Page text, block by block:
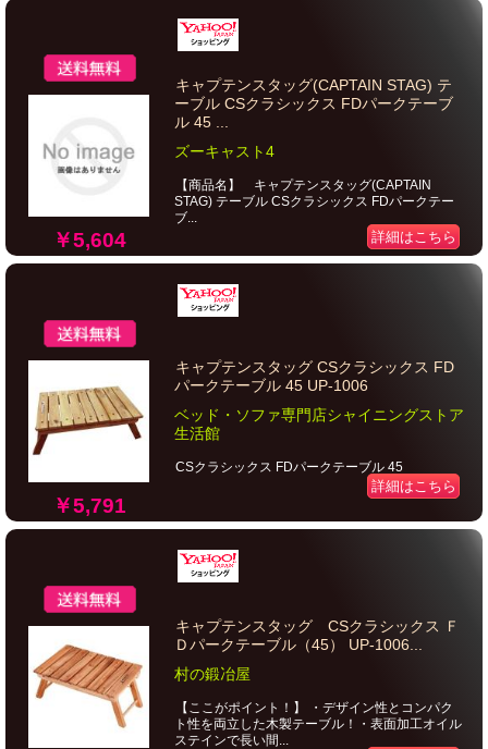
￥5,604
キャプテンスタッグ(CAPTAIN STAG) テ
ーブル CSクラシックス FDパークテーブ
ル 45 ...
ズーキャスト4
【商品名】 キャプテンスタッグ(CAPTAIN
STAG) テーブル CSクラシックス FDパークテー
ブ...
詳細はこちら
￥5,791
キャプテンスタッグ CSクラシックス FD
パークテーブル 45 UP-1006
ベッド・ソファ専門店シャイニングストア
生活館
CSクラシックス FDパークテーブル 45
詳細はこちら
キャプテンスタッグ CSクラシックス Ｆ
Ｄパークテーブル（45） UP-1006...
村の鍛冶屋
【ここがポイント！】 ・デザイン性とコンパク
ト性を両立した木製テーブル！・表面加工オイル
ステインで長い間...